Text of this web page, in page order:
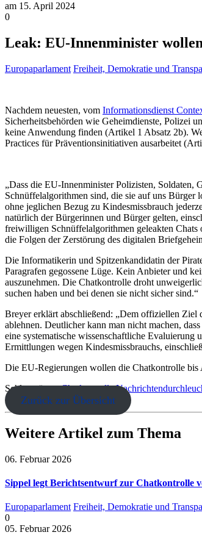
am 15. April 2024
0
Leak: EU-Innenminister
Europaparlament Freiheit, Demokratie und
Nachdem neuesten, vom Informationsdienst
Sicherheitsbehörden wie Geheimdienste, Polizei
keine Anwendung finden (Artikel 1 Absatz 2b).
Practices für Präventionsinitiativen ausarbeitet
„Dass die EU-Innenminister Polizisten, Soldaten,
Schnüffelalgorithmen sind, die sie auf uns Bürger
ohne jeglichen Bezug zu Kindesmissbrauch
natürlich der Bürgerinnen und Bürger gelten,
freiwilligen Schnüffelalgorithmen geleakten Chats
die Folgen der Zerstörung des digitalen
Die Informatikerin und Spitzenkandidatin der
Paragrafen gegossene Lüge. Kein Anbieter und
auszunehmen. Die Chatkontrolle droht
suchen haben und bei denen sie nicht sicher sind.“
Breyer erklärt abschließend: „Dem offiziellen Ziel
ablehnen. Deutlicher kann man nicht machen,
eine systematische wissenschaftliche
Ermittlungen wegen Kindesmissbrauchs,
Die EU-Regierungen wollen die Chatkontrolle bis
Schlagwörter: Chatkontrolle
Zurück zur Übersicht
Weitere Artikel zum Thema
06. Februar 2026
Sippel legt Berichtsentwurf zur Chatkontrolle
Europaparlament Freiheit, Demokratie und
0
05. Februar 2026